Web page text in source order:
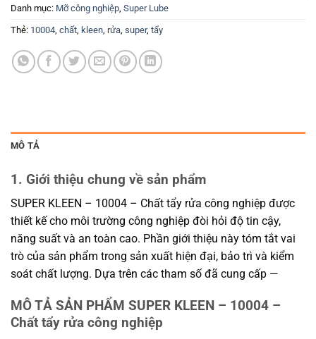
Danh mục: Mỡ công nghiệp Super Lube
Thẻ: 10004 chất kleen rửa super, tẩy
MÔ TẢ
1. Giới thiệu chung về sản phẩm
SUPER KLEEN – 10004 – Chất tẩy rửa công nghiệp được
thiết kế cho môi trường công nghiệp đòi hỏi độ tin cậy,
năng suất và an toàn cao. Phần giới thiệu này tóm tắt vai
trò của sản phẩm trong sản xuất hiện đại, bảo trì và kiểm
soát chất lượng. Dựa trên các tham số đã cung cấp —
MÔ TẢ SẢN PHẨM SUPER KLEEN – 10004 –
Chất tẩy rửa công nghiệp